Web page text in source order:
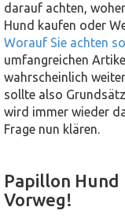
darauf achten,
Hund kaufen oder
Worauf Sie achten
umfangreichen
wahrscheinlich
sollte also
wird immer wieder
Frage nun klären.
Papillon Hund
Vorweg!